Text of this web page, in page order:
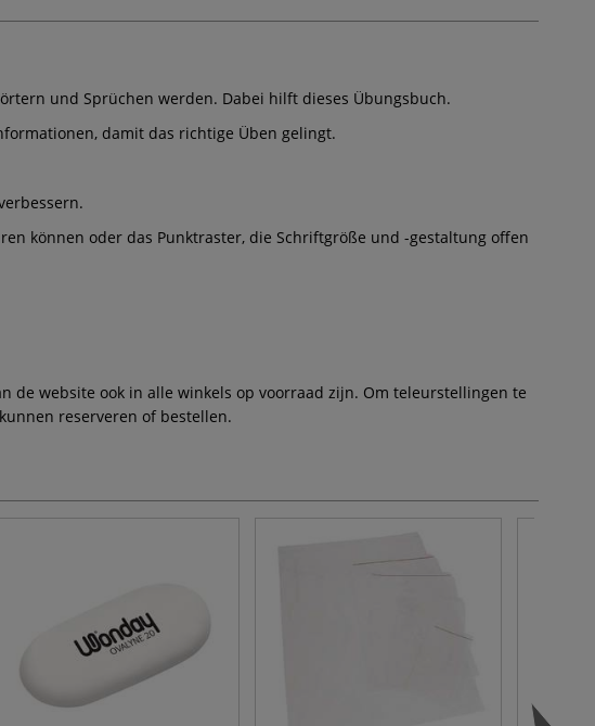
und Sprüchen werden. Dabei hilft dieses Übungsbuch.
damit das richtige Üben gelingt.
können oder das Punktraster, die Schriftgröße und -gestaltung offen
de website ook in alle winkels op voorraad zijn. Om teleurstellingen te
reserveren of bestellen.